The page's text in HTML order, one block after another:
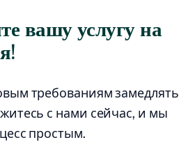
вашу услугу на
требованиям замедлять
с нами сейчас, и мы
простым.